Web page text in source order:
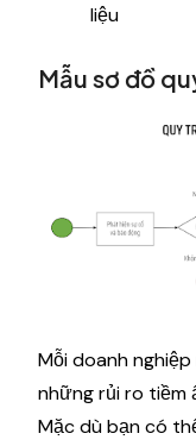
liệu
Mẫu sơ đồ
Mỗi doanh
những rủi ro tiềm
Mặc dù bạn có